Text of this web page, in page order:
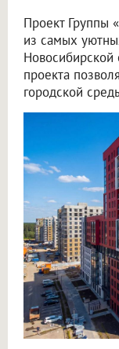
Проект Группы
из самых
Новосибирской
проекта
городской